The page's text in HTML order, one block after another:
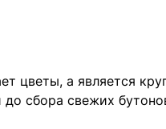
цветы, а является
сбора свежих